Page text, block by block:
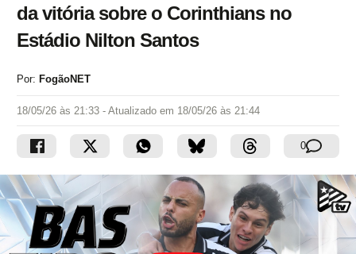
da vitória sobre o Corinthians no
Estádio Nilton Santos
Por: FogãoNET
18/05/26 às 21:33 - Atualizado em 18/05/26 às 21:44
0